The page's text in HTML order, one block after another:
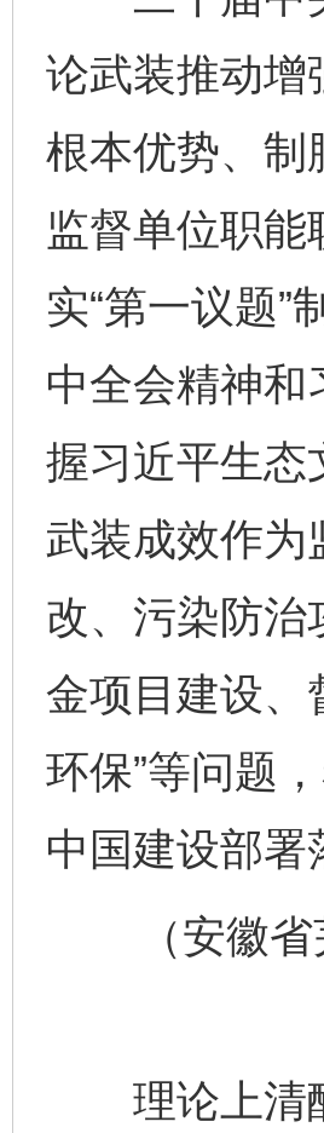
论武装推动增
根本优势、制
监督单位职
实“第一议题
中全会精神
握习近平生态
武装成效作为
改、污染防治
金项目建设、
环保”等问题
中国建设部署
（安徽省芜
理论上清醒